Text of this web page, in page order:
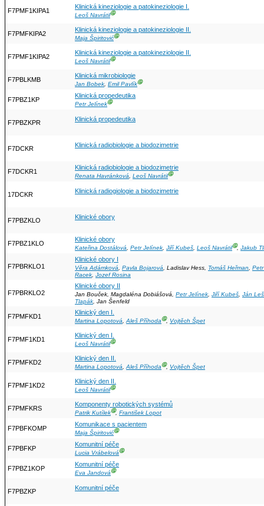
F7PMF1KIPA1
Klinická kineziologie a patokineziologie I.
Leoš NavrátilⒼ
F7PMFKIPA2
Klinická kineziologie a patokineziologie II.
Maja ŠpiritovićⒼ
F7PMF1KIPA2
Klinická kineziologie a patokineziologie II.
Leoš NavrátilⒼ
F7PBLKMB
Klinická mikrobiologie
Jan Bobek, Emil PavlíkⒼ
F7PBZ1KP
Klinická propedeutika
Petr JelínekⒼ
F7PBZKPR Klinická propedeutika
F7DCKR Klinická radiobiologie a biodozimetrie
F7DCKR1
Klinická radiobiologie a biodozimetrie
Renata Havránková, Leoš NavrátilⒼ
17DCKR Klinická radiogiologie a biodozimetrie
F7PBZKLO Klinické obory
F7PBZ1KLO
Klinické obory
Kateřina Dostálová, Petr Jelínek, Jiří Kubeš, Leoš NavrátilⒼ, Jakub
F7PBRKLO1
Klinické obory I
Věra Adámková, Pavla Bojarová, Ladislav Hess, Tomáš Heřman,
Racek Jozef Rosina
F7PBRKLO2
Klinické obory II
Jan Bouček, Magdaléna Dobiášová, Petr Jelínek, Jiří Kubeš, Ján
Tlapák , Jan Šenfeld
F7PMFKD1
Klinický den I.
Martina Lopotová,Aleš PříhodaⒼ, Vojtěch Špet
F7PMF1KD1
Klinický den I.
Leoš NavrátilⒼ
F7PMFKD2
Klinický den II.
Martina Lopotová,Aleš PříhodaⒼ, Vojtěch Špet
F7PMF1KD2
Klinický den II.
Leoš NavrátilⒼ
F7PMFKRS
Komponenty robotických systémů
Patrik KutílekⒼ, František Lopot
F7PBFKOMP
Komunikace s pacientem
Maja ŠpiritovićⒼ
F7PBFKP
Komunitní péče
Lucia VrábelováⒼ
F7PBZ1KOP
Komunitní péče
Eva JandováⒼ
F7PBZKP Komunitní péče